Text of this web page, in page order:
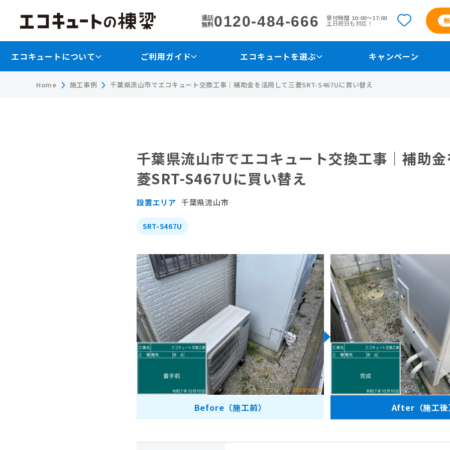
通話
無料0120-484-666 受付時間 10:00〜17:00
土日祝日も対応！
エコキュートについて ご利用ガイド エコキュートを選ぶ キャンペーン
Home 施工事例 千葉県流山市でエコキュート交換工事｜補助金を活用して三菱SRT-S467Uに買い替え
千葉県流山市でエコキュート交換工事｜補助
菱SRT-S467Uに買い替え
設置エリア 千葉県流山市
SRT-S467U
Before（施工前） After（施工後